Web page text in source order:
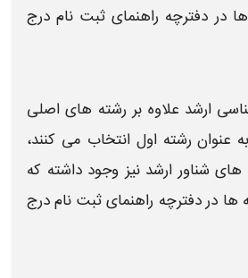
در دفترچه راهنمای ثبت نام درج
ارشد علاوه بر رشته های اصلی
عنوان رشته اول انتخاب می کنند،
شناور ارشدنیز وجود داشته که
ها در دفترچه راهنمای ثبت نام درج